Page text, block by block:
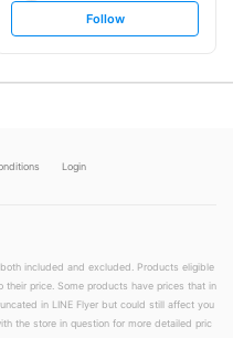
s
t
Follow
Login
included and excluded. Products eligible
price. Some products have prices that in
in LINE Flyer but could still affect you
the store in question for more detailed pric